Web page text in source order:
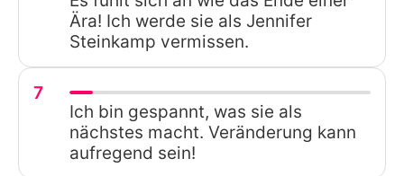
Ära! Ich werde sie als Jennifer
Steinkamp vermissen.
7
Ich bin gespannt, was sie als
nächstes macht. Veränderung kann
aufregend sein!